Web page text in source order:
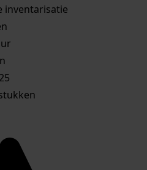
inventarisatie